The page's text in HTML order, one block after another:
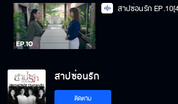
สาปซ่อนรัก
สาปซ่อนรัก
ติดตาม